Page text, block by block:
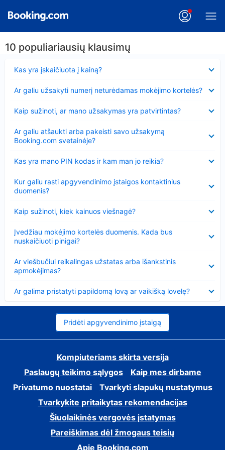
10 populiariausių klausimų
Kas yra įskaičiuota į kainą?
Ar galiu užsakyti numerį neturėdamas mokėjimo kortelės?
Kaip sužinoti, ar mano užsakymas yra patvirtintas?
Ar galiu atšaukti arba pakeisti savo užsakymą
Booking.com svetainėje?
Kas yra mano PIN kodas ir kam man jo reikia?
Kur galiu rasti apgyvendinimo įstaigos kontaktinius
duomenis?
Kaip sužinoti, kiek kainuos viešnagė?
Įvedžiau mokėjimo kortelės duomenis. Kada bus
nuskaičiuoti pinigai?
Ar viešbučiui reikalingas užstatas arba išankstinis
apmokėjimas?
Ar galima pristatyti papildomą lovą ar vaikišką lovelę?
Pridėti apgyvendinimo įstaigą
Kompiuteriams skirta versija
Paslaugų teikimo sąlygos
Kaip mes dirbame
Privatumo nuostatai
Tvarkyti slapukų nustatymus
Tvarkykite pritaikytas rekomendacijas
Šiuolaikinės vergovės įstatymas
Pareiškimas dėl žmogaus teisių
Apie Booking.com